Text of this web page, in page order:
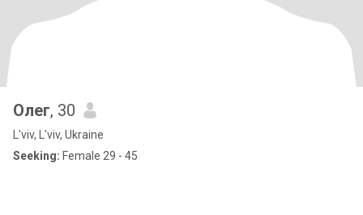
Олег, 30
L'viv, L'viv, Ukraine
Seeking: Female 29 - 45